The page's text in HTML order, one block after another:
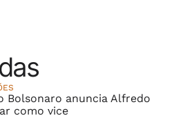
Bolsonaro anuncia Alfredo
como vice